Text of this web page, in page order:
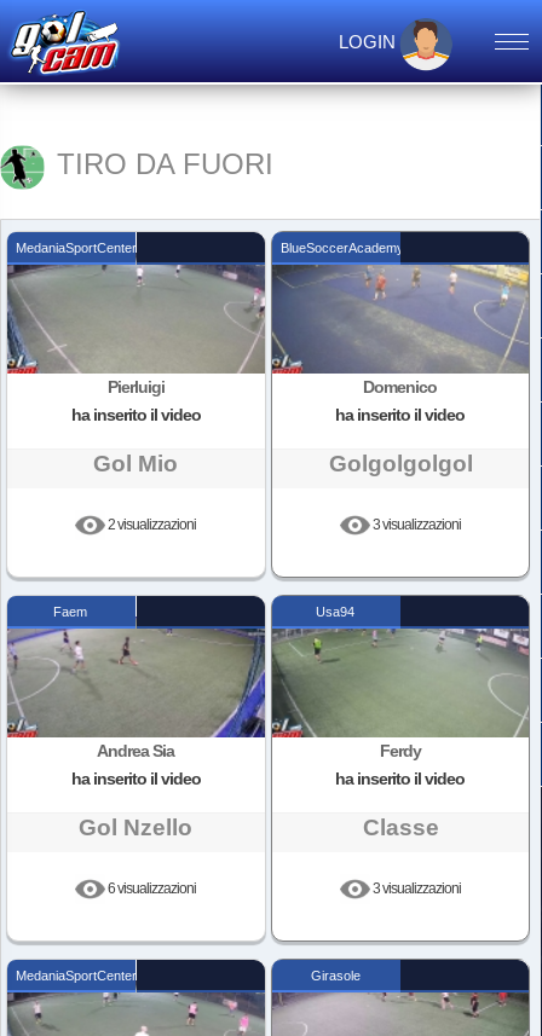
LOGIN
TIRO DA FUORI
MedaniaSportCenter
Pierluigi
ha inserito il video
Gol Mio
2 visualizzazioni
BlueSoccerAcademy
Domenico
ha inserito il video
Golgolgolgol
3 visualizzazioni
Faem
Andrea Sia
ha inserito il video
Gol Nzello
6 visualizzazioni
Usa94
Ferdy
ha inserito il video
Classe
3 visualizzazioni
MedaniaSportCenter Girasole